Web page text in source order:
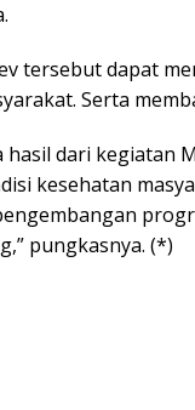
tersebut dapat
Serta
hasil dari kegiatan
kesehatan
pungkasnya. (*)